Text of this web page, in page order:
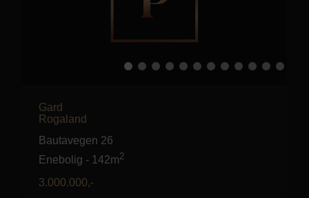
Gard
Rogaland
Bautavegen 26
Enebolig - 142m2
3.000.000,-